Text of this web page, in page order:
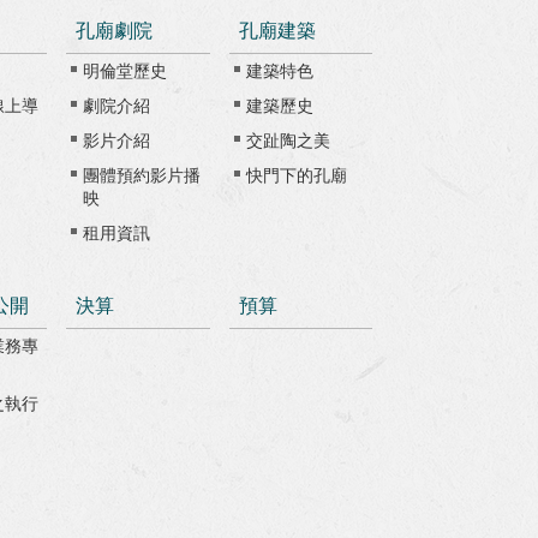
上導
孔廟劇院
明倫堂歷史
劇院介紹
影片介紹
團體預約影片播
映
租用資訊
孔廟建築
建築特色
建築歷史
交趾陶之美
快門下的孔廟
開
務專
執行
決算 預算